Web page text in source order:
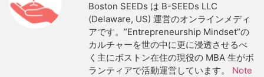
Boston SEEDs は B-SEEDs LLC
(Delaware, US) 運営のオンラインメディ
アです。”Entrepreneurship Mindset”の
カルチャーを世の中に更に浸透させるべ
く主にボストン在住の現役の MBA 生がボ
ランティアで活動運営しています。 Note